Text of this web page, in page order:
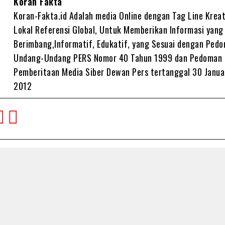
Koran-Fakta.id Adalah media Online dengan Tag Line
Lokal Referensi Global, Untuk Memberikan Informasi yang
Berimbang,Informatif, Edukatif, yang Sesuai dengan
Undang-Undang PERS Nomor 40 Tahun 1999 dan Pedoman
Pemberitaan Media Siber Dewan Pers tertanggal 30
2012